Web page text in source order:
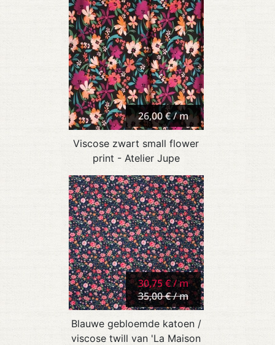
26,00 € / m
Viscose zwart small flower
print - Atelier Jupe
30,75 € / m
35,00 € / m
Blauwe gebloemde katoen /
viscose twill van 'La Maison